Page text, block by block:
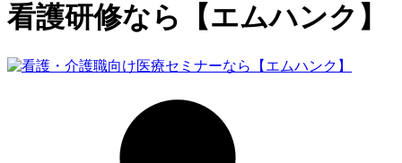
看護研修なら【エムハンク】